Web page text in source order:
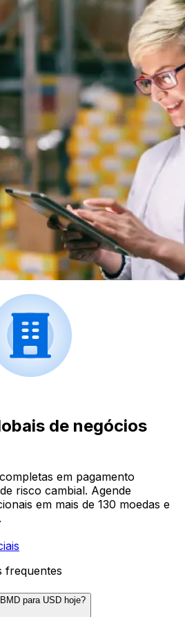
de negócios
em pagamento
risco cambial. Agende
em mais de 130 moedas e
frequentes
para USD hoje?